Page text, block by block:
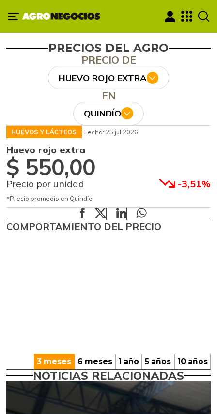
PRECIOS DEL AGRO
PRECIO DE
HUEVO ROJO EXTRA
EN
QUINDÍO
HUEVOS Y LÁCTEOS Fecha: 25 jul 2026
Huevo rojo extra
$ 550,00
Precio por unidad -3,51%
*Precio promedio en Quindío
COMPORTAMIENTO DEL PRECIO
3 meses 6 meses 1 año 5 años 10 años
NOTICIAS RELACIONADAS